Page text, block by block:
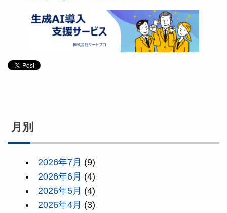
月別
2026年7月 (9)
2026年6月 (4)
2026年5月 (4)
2026年4月 (3)